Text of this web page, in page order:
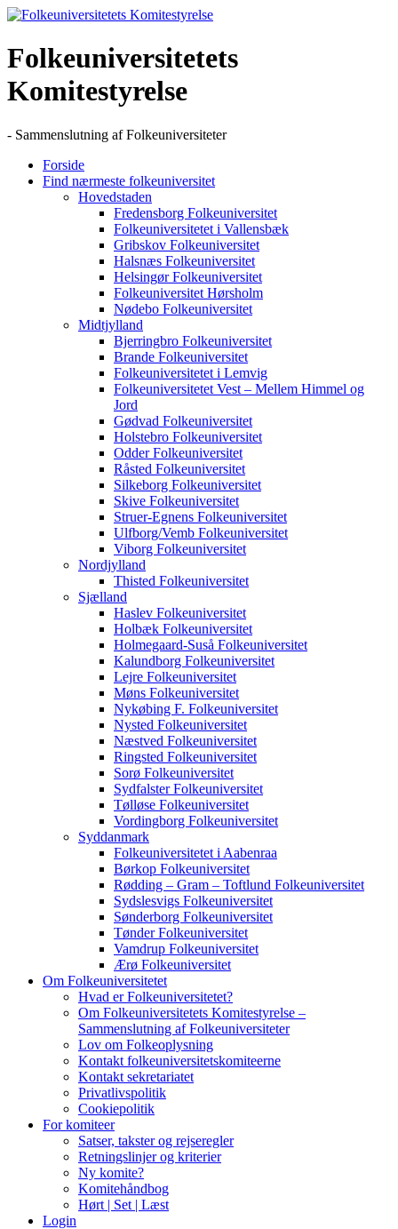
Skip
content
Folkeuniversitetets
Komitestyrelse
- Sammenslutning af Folkeuniversiteter
Forside
Find nærmeste folkeuniversitet
Hovedstaden
Fredensborg Folkeuniversitet
Folkeuniversitetet i Vallensbæk
Gribskov Folkeuniversitet
Halsnæs Folkeuniversitet
Helsingør Folkeuniversitet
Folkeuniversitet Hørsholm
Nødebo Folkeuniversitet
Midtjylland
Bjerringbro Folkeuniversitet
Brande Folkeuniversitet
Folkeuniversitetet i Lemvig
Folkeuniversitetet Vest – Mellem Himmel og
Jord
Gødvad Folkeuniversitet
Holstebro Folkeuniversitet
Odder Folkeuniversitet
Råsted Folkeuniversitet
Silkeborg Folkeuniversitet
Skive Folkeuniversitet
Struer-Egnens Folkeuniversitet
Ulfborg/Vemb Folkeuniversitet
Viborg Folkeuniversitet
Nordjylland
Thisted Folkeuniversitet
Sjælland
Haslev Folkeuniversitet
Holbæk Folkeuniversitet
Holmegaard-Suså Folkeuniversitet
Kalundborg Folkeuniversitet
Lejre Folkeuniversitet
Møns Folkeuniversitet
Nykøbing F. Folkeuniversitet
Nysted Folkeuniversitet
Næstved Folkeuniversitet
Ringsted Folkeuniversitet
Sorø Folkeuniversitet
Sydfalster Folkeuniversitet
Tølløse Folkeuniversitet
Vordingborg Folkeuniversitet
Syddanmark
Folkeuniversitetet i Aabenraa
Børkop Folkeuniversitet
Rødding – Gram – Toftlund Folkeuniversitet
Sydslesvigs Folkeuniversitet
Sønderborg Folkeuniversitet
Tønder Folkeuniversitet
Vamdrup Folkeuniversitet
Ærø Folkeuniversitet
Om Folkeuniversitetet
Hvad er Folkeuniversitetet?
Om Folkeuniversitetets Komitestyrelse –
Sammenslutning af Folkeuniversiteter
Lov om Folkeoplysning
Kontakt folkeuniversitetskomiteerne
Kontakt sekretariatet
Privatlivspolitik
Cookiepolitik
For komiteer
Satser, takster og rejseregler
Retningslinjer og kriterier
Ny komite?
Komitehåndbog
Hørt | Set | Læst
Login